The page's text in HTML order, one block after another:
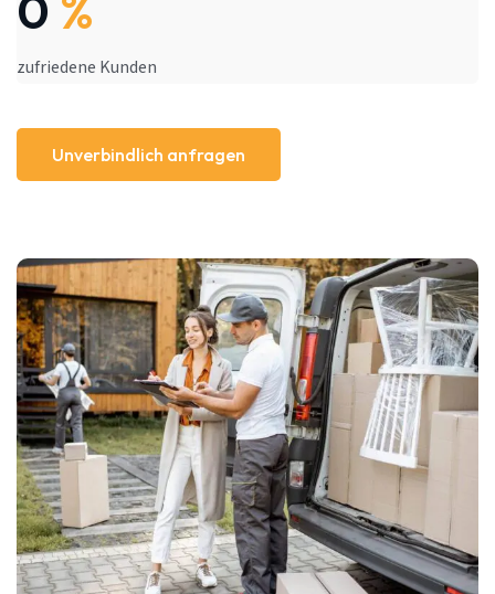
zufriedene Kunden
Unverbindlich anfragen